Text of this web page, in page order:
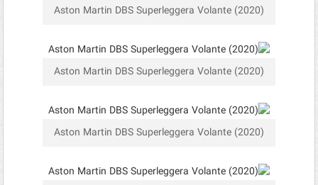
Aston Martin DBS Superleggera Volante (2020)
Aston Martin DBS Superleggera Volante (2020)
Aston Martin DBS Superleggera Volante (2020)